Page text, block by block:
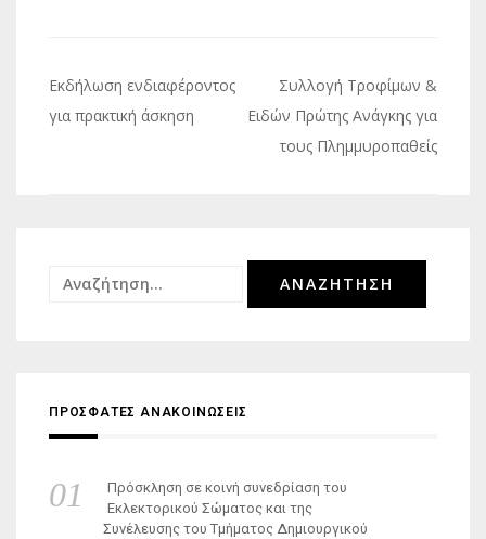
Πλοήγηση
άρθρων
Εκδήλωση ενδιαφέροντος
για πρακτική άσκηση
Συλλογή Τροφίμων &
Ειδών Πρώτης Ανάγκης για
τους Πλημμυροπαθείς
Αναζήτηση
ΠΡΟΣΦΑΤΕΣ ΑΝΑΚΟΙΝΩΣΕΙΣ
Πρόσκληση σε κοινή συνεδρίαση του
Εκλεκτορικού Σώματος και της
Συνέλευσης του Τμήματος Δημιουργικού